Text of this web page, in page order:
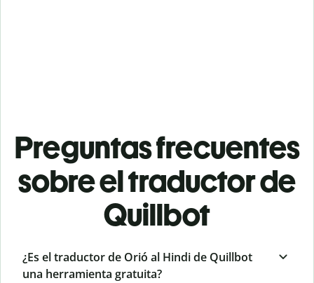
Preguntas frecuentes
sobre el traductor de
Quillbot
¿Es el traductor de Orió al Hindi de Quillbot
una herramienta gratuita?